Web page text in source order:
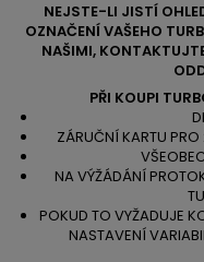
NEJSTE-LI JISTÍ
OZNAČENÍ VAŠEHO
NAŠIMI,
PŘI KOUPI
ZÁRUČNÍ KARTU
NA VÝŽÁDÁNÍ
POKUD TO VYŽADUJE
NASTAVENÍ